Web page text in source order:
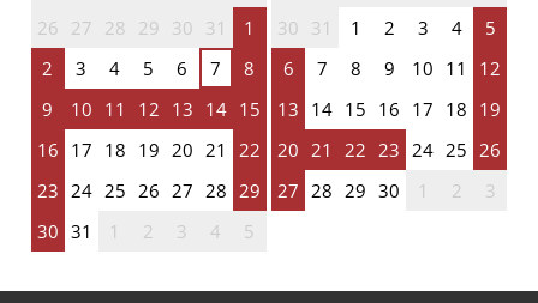
26 27 28 29 30 31
1
2
3 4 5 6 7
8
9
10 11 12 13 14 15
16 17 18 19 20 21
22
23 24 25 26 27 28 29
30 31 1 2 3 4 5
30 31 1 2 3 4
5
6
7 8 9 10 11
12
13 14 15 16 17 18 19
20 21 22 23 24 25 26
27 28 29 30 1 2 3